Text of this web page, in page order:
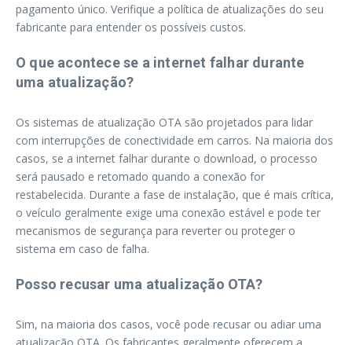
pagamento único. Verifique a política de atualizações do seu
fabricante para entender os possíveis custos.
O que acontece se a internet falhar durante
uma atualização?
Os sistemas de atualização OTA são projetados para lidar
com interrupções de conectividade em carros. Na maioria dos
casos, se a internet falhar durante o download, o processo
será pausado e retomado quando a conexão for
restabelecida. Durante a fase de instalação, que é mais crítica,
o veículo geralmente exige uma conexão estável e pode ter
mecanismos de segurança para reverter ou proteger o
sistema em caso de falha.
Posso recusar uma atualização OTA?
Sim, na maioria dos casos, você pode recusar ou adiar uma